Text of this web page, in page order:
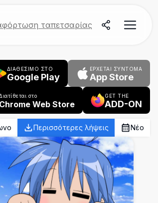
ταπετσαρίας
ΔΙΑΘΕΣΙΜΟ ΣΤΟ
Google Play
ΈΡΧΕΤΑΙ ΣΎΝΤΟΜΑ
App Store
στο
Chrome Web Store
GET THE
ADD-ON
Περισσότερες λήψεις Νέο